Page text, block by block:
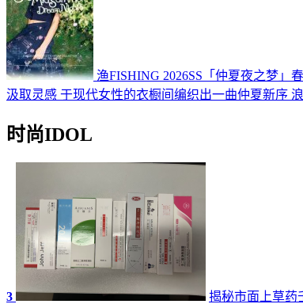
渔FISHING 2026SS「仲夏夜之梦」
汲取灵感 于现代女性的衣橱间编织出一曲仲夏新序
时尚IDOL
3 揭秘市面上草药